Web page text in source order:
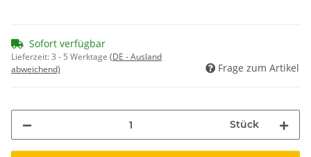
Sofort verfügbar
Lieferzeit:3 - 5 Werktage (DE - Ausland
abweichend)
Frage zum Artikel
Stück